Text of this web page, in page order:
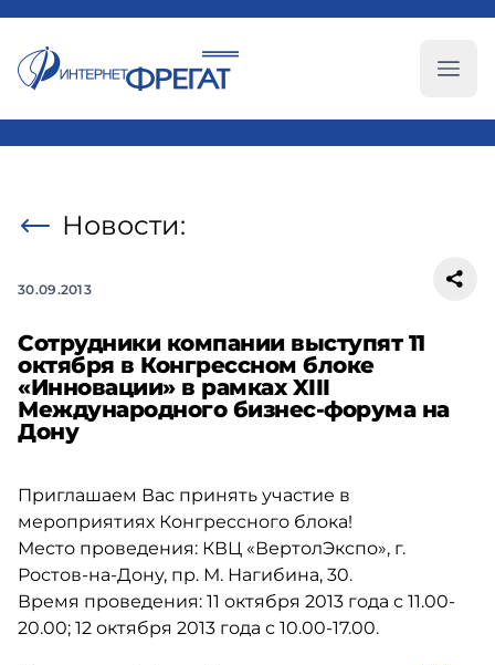
Новости:
30.09.2013
Сотрудники компании выступят 11
октября в Конгрессном блоке
«Инновации» в рамках XIII
Международного бизнес-форума на
Дону
Приглашаем Вас принять участие в
мероприятиях Конгрессного блока!
Место проведения: КВЦ «ВертолЭкспо», г.
Ростов-на-Дону, пр. М. Нагибина, 30.
Время проведения: 11 октября 2013 года с 11.00-
20.00; 12 октября 2013 года с 10.00-17.00.